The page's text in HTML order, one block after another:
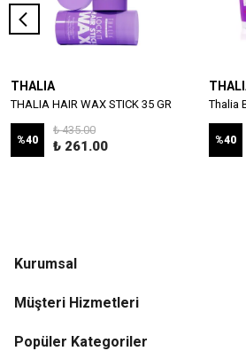
THALIA
THALIA HAIR WAX STICK 35 GR
%40
₺ 435.00
₺ 261.00 %40
Kurumsal
Müşteri Hizmetleri
Popüler Kategoriler